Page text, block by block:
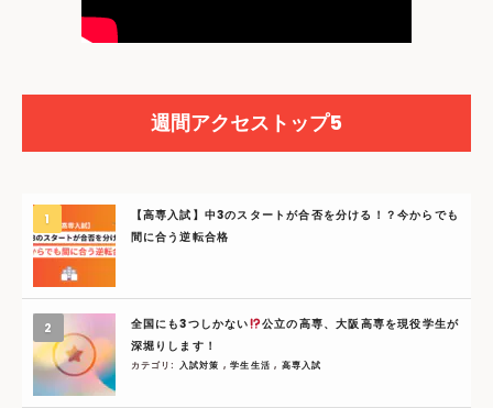
週間アクセストップ5
【高専入試】中3のスタートが合否を分ける！？今からでも
間に合う逆転合格
全国にも3つしかない
公立の高専、大阪高専を現役学生が
深堀りします！
カテゴリ: 入試対策 ,学生生活, 高専入試